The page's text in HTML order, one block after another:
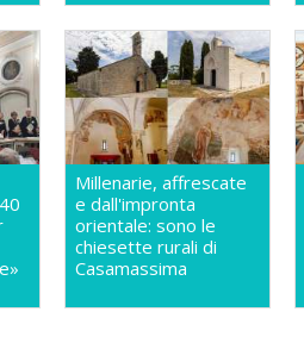
Millenarie, affrescate
e dall'impronta
orientale: sono le
chiesette rurali di
Casamassima